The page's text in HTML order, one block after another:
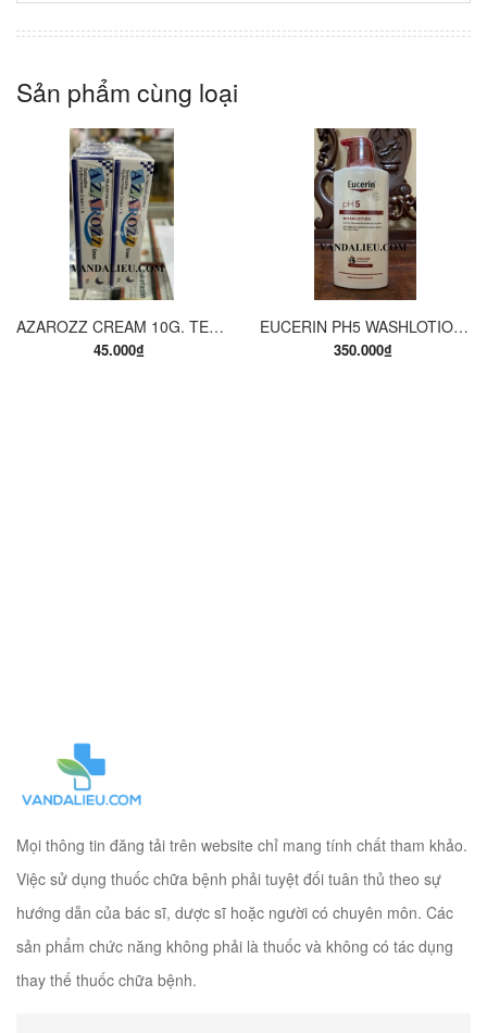
Sản phẩm cùng loại
AZAROZZ CREAM 10G. TERBINAFINE 1%. THUỐC TRỊ NẤM DA CHÂN, NẤM DA ĐÙI, NẤM DA THÂN, LANG BEN...
45.000₫
EUCERIN PH5 WASHLOTION 400ML. SỮA TẮM DẠNG GEL CHO DA NHẠY CẢM.
350.000₫
Mọi thông tin đăng tải trên website chỉ mang tính chất tham khảo.
Việc sử dụng thuốc chữa bệnh phải tuyệt đối tuân thủ theo sự
hướng dẫn của bác sĩ, dược sĩ hoặc người có chuyên môn. Các
sản phẩm chức năng không phải là thuốc và không có tác dụng
thay thế thuốc chữa bệnh.